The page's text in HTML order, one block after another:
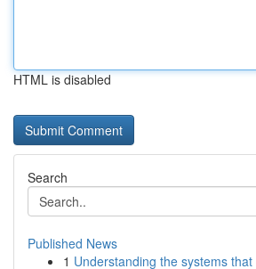
HTML is disabled
Search
Published News
1 Understanding the systems